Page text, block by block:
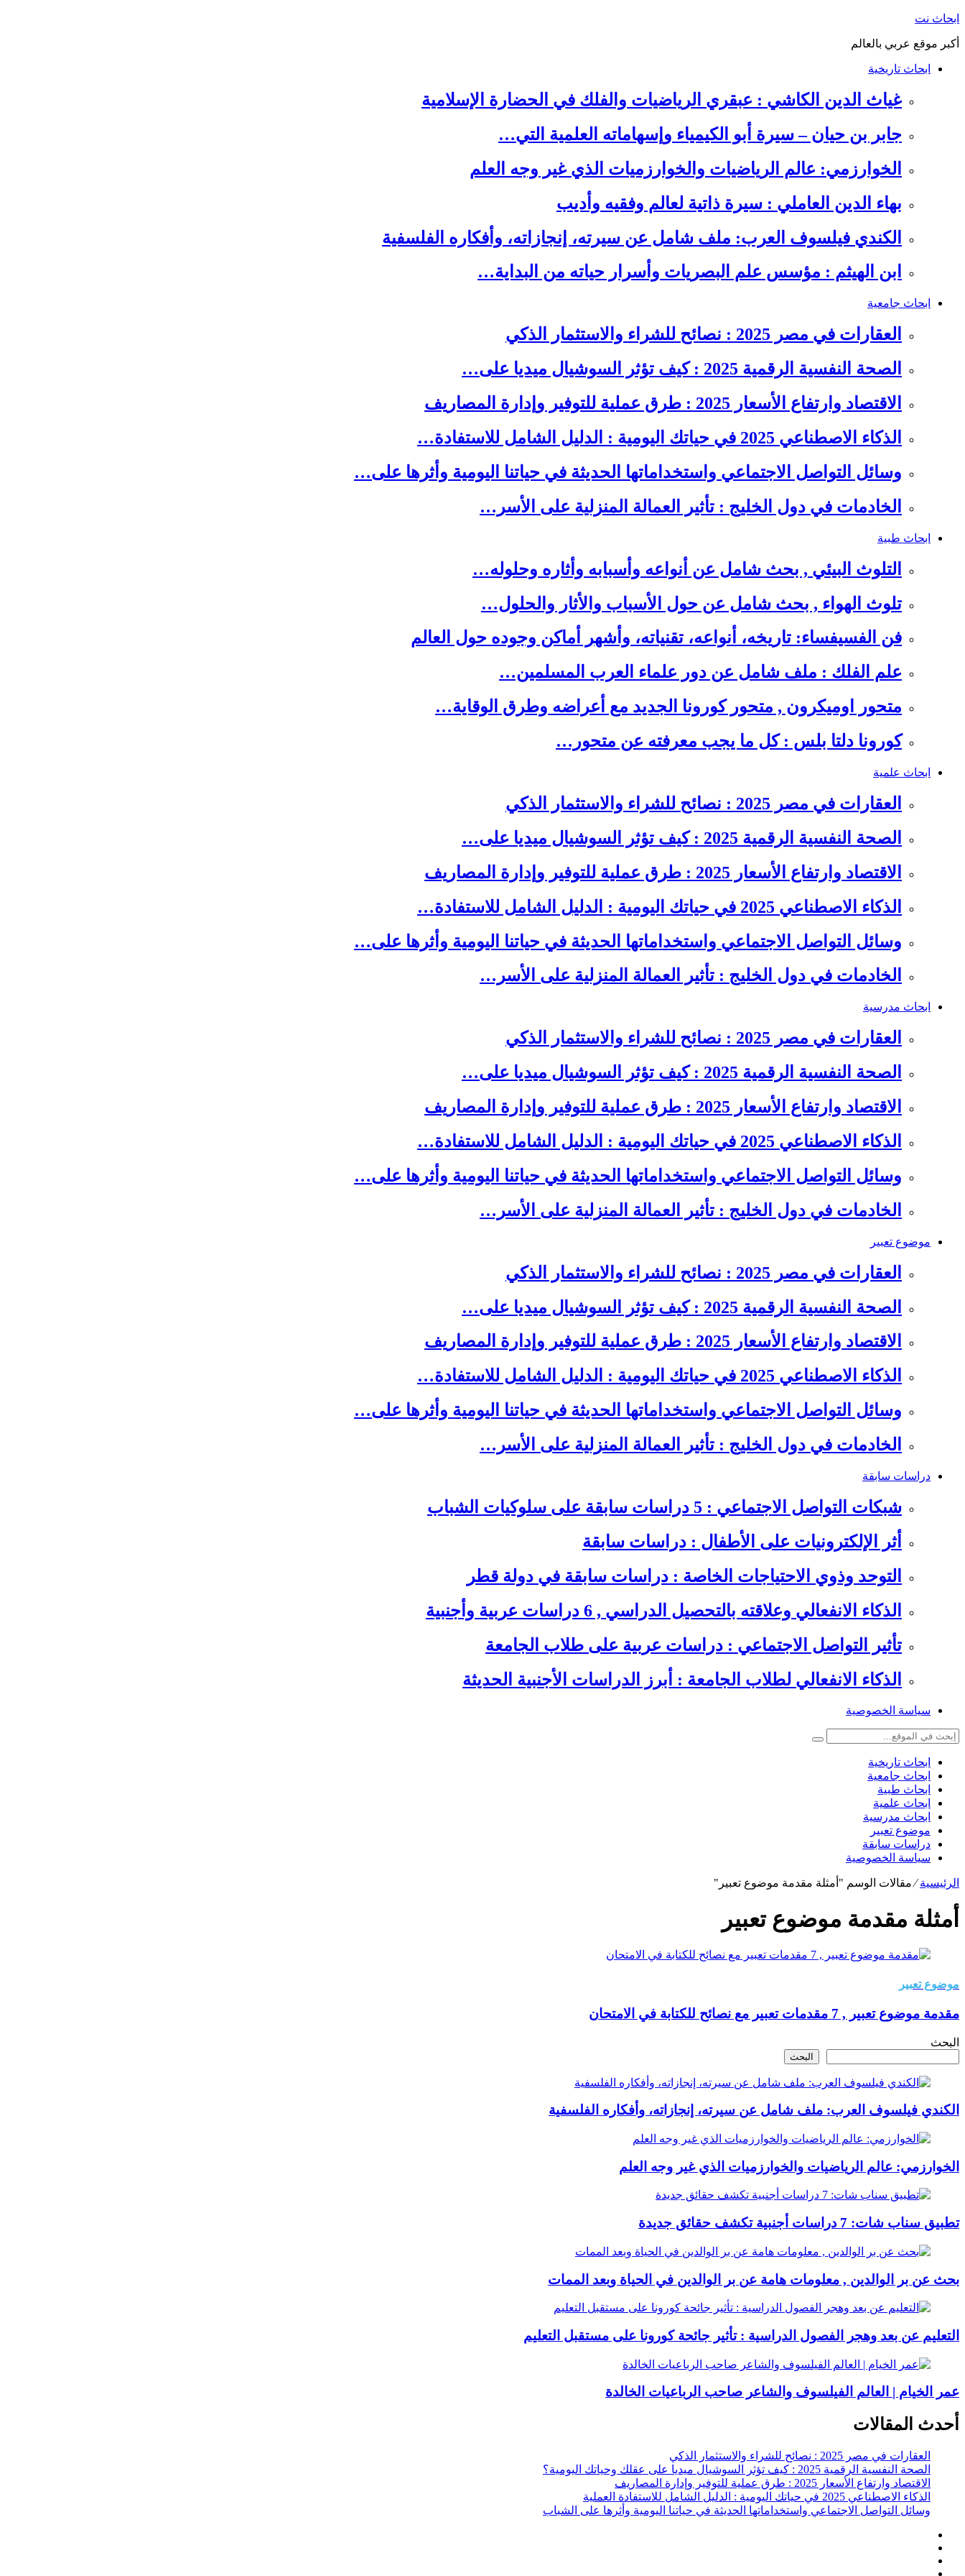
التجاوز
المحتوى
ابحاث نت
أكبر موقع عربي بالعالم
ابحاث تاريخية
غياث الدين الكاشي : عبقري الرياضيات والفلك في الحضارة الإسلامية
جابر بن حيان – سيرة أبو الكيمياء وإسهاماته العلمية التي…
الخوارزمي: عالم الرياضيات والخوارزميات الذي غير وجه العلم
بهاء الدين العاملي : سيرة ذاتية لعالم وفقيه وأديب
الكندي فيلسوف العرب: ملف شامل عن سيرته، إنجازاته، وأفكاره الفلسفية
ابن الهيثم : مؤسس علم البصريات وأسرار حياته من البداية…
ابحاث جامعية
العقارات في مصر 2025 : نصائح للشراء والاستثمار الذكي
الصحة النفسية الرقمية 2025 : كيف تؤثر السوشيال ميديا على…
الاقتصاد وارتفاع الأسعار 2025 : طرق عملية للتوفير وإدارة المصاريف
الذكاء الاصطناعي 2025 في حياتك اليومية : الدليل الشامل للاستفادة…
وسائل التواصل الاجتماعي واستخداماتها الحديثة في حياتنا اليومية وأثرها على…
الخادمات في دول الخليج : تأثير العمالة المنزلية على الأسر…
ابحاث طبية
التلوث البيئي , بحث شامل عن أنواعه وأسبابه وأثاره وحلوله…
تلوث الهواء , بحث شامل عن حول الأسباب والأثار والحلول…
فن الفسيفساء: تاريخه، أنواعه، تقنياته، وأشهر أماكن وجوده حول العالم
علم الفلك : ملف شامل عن دور علماء العرب المسلمين…
متحور اوميكرون , متحور كورونا الجديد مع أعراضه وطرق الوقاية…
كورونا دلتا بلس : كل ما يجب معرفته عن متحور…
ابحاث علمية
العقارات في مصر 2025 : نصائح للشراء والاستثمار الذكي
الصحة النفسية الرقمية 2025 : كيف تؤثر السوشيال ميديا على…
الاقتصاد وارتفاع الأسعار 2025 : طرق عملية للتوفير وإدارة المصاريف
الذكاء الاصطناعي 2025 في حياتك اليومية : الدليل الشامل للاستفادة…
وسائل التواصل الاجتماعي واستخداماتها الحديثة في حياتنا اليومية وأثرها على…
الخادمات في دول الخليج : تأثير العمالة المنزلية على الأسر…
ابحاث مدرسية
العقارات في مصر 2025 : نصائح للشراء والاستثمار الذكي
الصحة النفسية الرقمية 2025 : كيف تؤثر السوشيال ميديا على…
الاقتصاد وارتفاع الأسعار 2025 : طرق عملية للتوفير وإدارة المصاريف
الذكاء الاصطناعي 2025 في حياتك اليومية : الدليل الشامل للاستفادة…
وسائل التواصل الاجتماعي واستخداماتها الحديثة في حياتنا اليومية وأثرها على…
الخادمات في دول الخليج : تأثير العمالة المنزلية على الأسر…
موضوع تعبير
العقارات في مصر 2025 : نصائح للشراء والاستثمار الذكي
الصحة النفسية الرقمية 2025 : كيف تؤثر السوشيال ميديا على…
الاقتصاد وارتفاع الأسعار 2025 : طرق عملية للتوفير وإدارة المصاريف
الذكاء الاصطناعي 2025 في حياتك اليومية : الدليل الشامل للاستفادة…
وسائل التواصل الاجتماعي واستخداماتها الحديثة في حياتنا اليومية وأثرها على…
الخادمات في دول الخليج : تأثير العمالة المنزلية على الأسر…
دراسات سابقة
شبكات التواصل الاجتماعي : 5 دراسات سابقة على سلوكيات الشباب
أثر الإلكترونيات على الأطفال : دراسات سابقة
التوحد وذوي الاحتياجات الخاصة : دراسات سابقة في دولة قطر
الذكاء الانفعالي وعلاقته بالتحصيل الدراسي , 6 دراسات عربية وأجنبية
تأثير التواصل الاجتماعي : دراسات عربية على طلاب الجامعة
الذكاء الانفعالي لطلاب الجامعة : أبرز الدراسات الأجنبية الحديثة
سياسة الخصوصية
ابحاث تاريخية
ابحاث جامعية
ابحاث طبية
ابحاث علمية
ابحاث مدرسية
موضوع تعبير
دراسات سابقة
سياسة الخصوصية
الرئيسية⁄مقالات الوسم "أمثلة مقدمة موضوع تعبير"
أمثلة مقدمة موضوع تعبير
موضوع تعبير
مقدمة موضوع تعبير , 7 مقدمات تعبير مع نصائح للكتابة في الامتحان
البحث
البحث
الكندي فيلسوف العرب: ملف شامل عن سيرته، إنجازاته، وأفكاره الفلسفية
الخوارزمي: عالم الرياضيات والخوارزميات الذي غير وجه العلم
تطبيق سناب شات: 7 دراسات أجنبية تكشف حقائق جديدة
بحث عن بر الوالدين , معلومات هامة عن بر الوالدين في الحياة وبعد الممات
التعليم عن بعد وهجر الفصول الدراسية : تأثير جائحة كورونا على مستقبل التعليم
عمر الخيام | العالم الفيلسوف والشاعر صاحب الرباعيات الخالدة
أحدث المقالات
العقارات في مصر 2025 : نصائح للشراء والاستثمار الذكي
الصحة النفسية الرقمية 2025 : كيف تؤثر السوشيال ميديا على عقلك وحياتك اليومية؟
الاقتصاد وارتفاع الأسعار 2025 : طرق عملية للتوفير وإدارة المصاريف
الذكاء الاصطناعي 2025 في حياتك اليومية : الدليل الشامل للاستفادة العملية
وسائل التواصل الاجتماعي واستخداماتها الحديثة في حياتنا اليومية وأثرها على الشباب